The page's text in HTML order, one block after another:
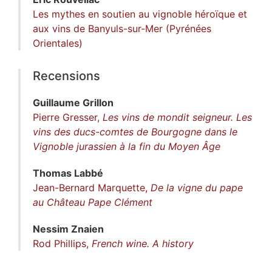
Les mythes en soutien au vignoble héroïque et
aux vins de Banyuls-sur-Mer (Pyrénées
Orientales)
Recensions
Guillaume Grillon
Pierre Gresser, Les vins de mondit seigneur. Les
vins des ducs-comtes de Bourgogne dans le
Vignoble jurassien à la fin du Moyen Âge
Thomas Labbé
Jean-Bernard Marquette, De la vigne du pape
au Château Pape Clément
Nessim Znaien
Rod Phillips, French wine. A history